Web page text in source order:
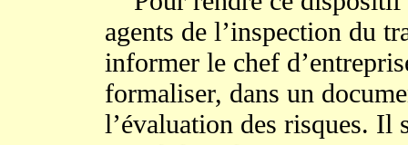
agents de l’inspection du
informer le chef
formaliser, dans un
l’évaluation des risques. Il